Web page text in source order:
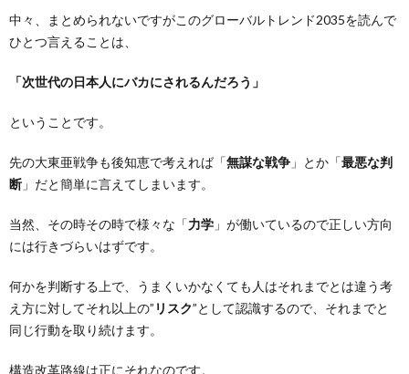
中々、まとめられないですがこのグローバルトレンド2035を読んで
ひとつ言えることは、
「次世代の日本人にバカにされるんだろう」
ということです。
先の大東亜戦争も後知恵で考えれば「無謀な戦争 」とか「最悪な判
断 」だと簡単に言えてしまいます。
当然、その時その時で様々な「力学 」が働いているので正しい方向
には行きづらいはずです。
何かを判断する上で、うまくいかなくても人はそれまでとは違う考
え方に対してそれ以上の” リスク”として認識するので、それまでと
同じ行動を取り続けます。
構造改革路線は正にそれなのです。